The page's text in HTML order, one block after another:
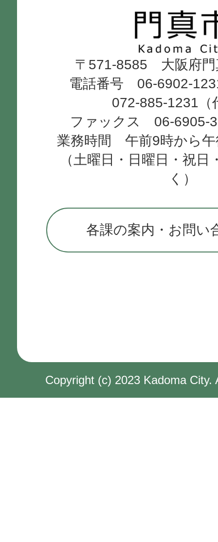
市
Kadoma
City
〒571-8585 大阪府門
電話番号 06-6902-
072-885-1231（
ファックス 06-6905-
業務時間 午前9時から午
（土曜日・日曜日・祝日
く）
各課の案内・お問い
Copyright (c) 2023 Kadoma City.